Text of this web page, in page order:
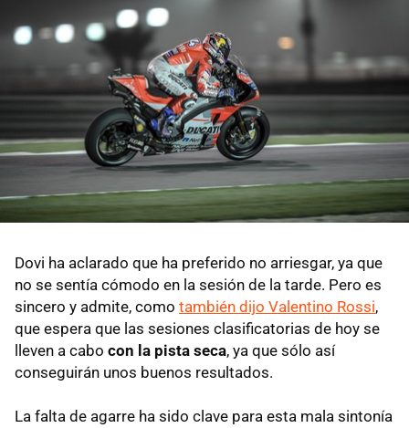
Dovi ha aclarado que ha preferido no arriesgar, ya que
no se sentía cómodo en la sesión de la tarde. Pero es
sincero y admite, como también dijo Valentino Rossi,
que espera que las sesiones clasificatorias de hoy se
lleven a cabo con la pista seca, ya que sólo así
conseguirán unos buenos resultados.
La falta de agarre ha sido clave para esta mala sintonía